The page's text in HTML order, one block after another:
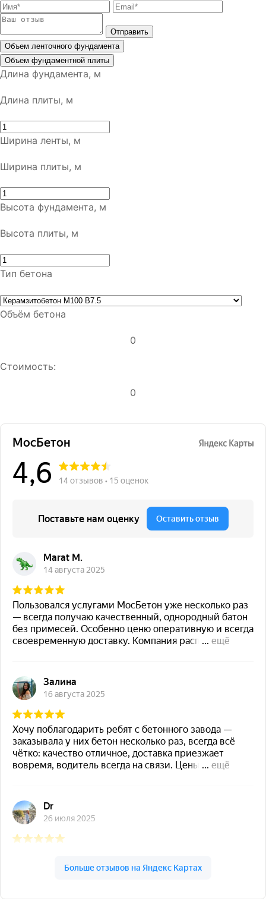
Отправить
Объем ленточного фундамента
Объем фундаментной плиты
Длина фундамента, м
Длина плиты, м
Ширина ленты, м
Ширина плиты, м
Высота фундамента, м
Высота плиты, м
Тип бетона
Объём бетона
0
Стоимость:
0